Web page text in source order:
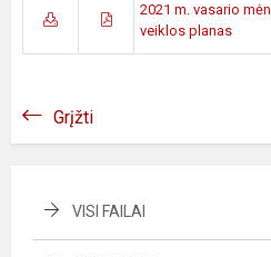
2021 m. vasario
veiklos planas
Grįžti
VISI FAILAI